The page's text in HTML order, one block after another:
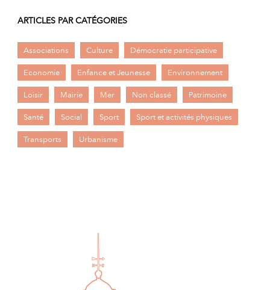
ARTICLES PAR CATÉGORIES
Associations Culture Démocratie participative
Economie Enfance et Jeunesse Environnement
Loisir Mairie Mer Non classé Patrimoine
Santé Social Sport Sport et activités physiques
Transports Urbanisme